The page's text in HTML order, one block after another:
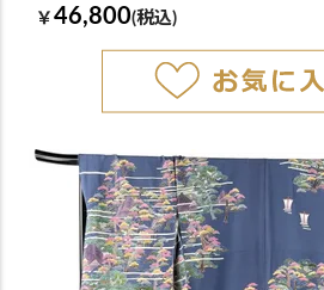
￥ 46,800(税込)